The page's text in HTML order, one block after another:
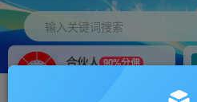
输入关键词搜索
合伙人 90%分佣